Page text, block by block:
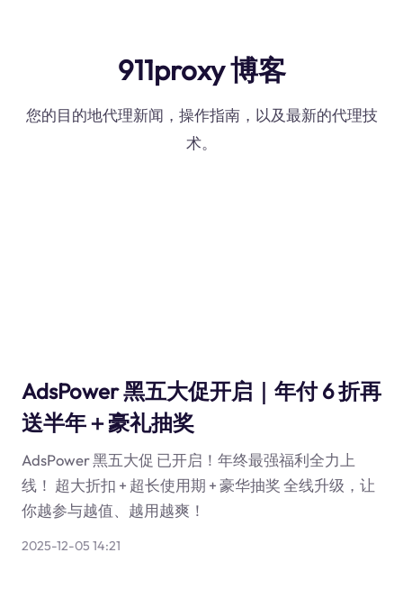
911proxy 博客
您的目的地代理新闻，操作指南，以及最新的代理技
术。
AdsPower 黑五大促开启｜年付 6 折再
送半年＋豪礼抽奖
AdsPower 黑五大促 已开启！年终最强福利全力上
线！ 超大折扣 + 超长使用期 + 豪华抽奖 全线升级，让
你越参与越值、越用越爽！
2025-12-05 14:21